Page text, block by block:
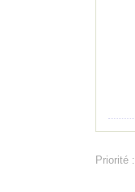
Priorité :